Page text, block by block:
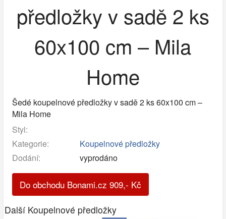
předložky v sadě 2 ks
60x100 cm – Mila
Home
Šedé koupelnové předložky v sadě 2 ks 60x100 cm –
Mila Home
Styl:
Kategorie:
Koupelnové předložky
Dodání:
vyprodáno
Do obchodu Bonami.cz 909,- Kč
Další Koupelnové předložky